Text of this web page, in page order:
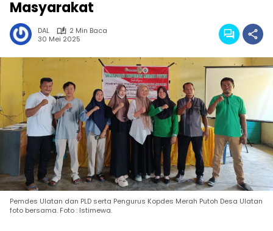
Masyarakat
DAL
2 Min Baca
30 Mei 2025
Pemdes Ulatan dan PLD serta Pengurus Kopdes Merah Putoh Desa Ulatan
foto bersama. Foto : Istimewa.